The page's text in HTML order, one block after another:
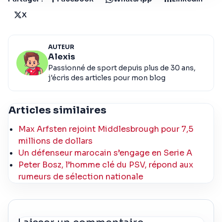
X
AUTEUR
Alexis
Passionné de sport depuis plus de 30 ans,
j'écris des articles pour mon blog
Articles similaires
Max Arfsten rejoint Middlesbrough pour 7,5
millions de dollars
Un défenseur marocain s’engage en Serie A
Peter Bosz, l’homme clé du PSV, répond aux
rumeurs de sélection nationale